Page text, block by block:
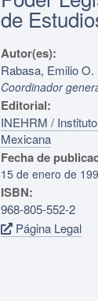
de
Autor(es):
Rabasa, Emilio O.
Coordinador
Editorial:
INEHRM /
Mexicana
Fecha de
15 de enero de
ISBN:
968-805-552-2
Página Legal